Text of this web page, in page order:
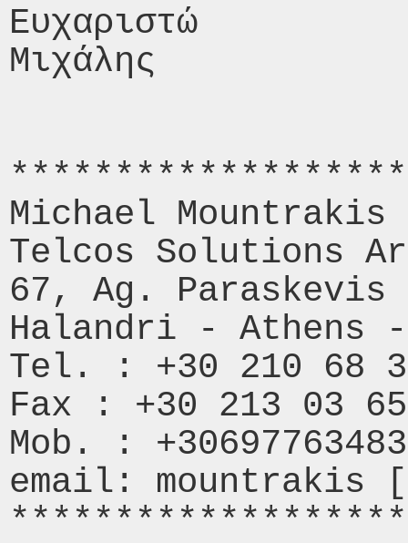
Ευχαριστώ
Μιχάλης
Michael Mountrakis
Telcos Solutions
67, Ag.
Halandri - Athens
Tel. : +30 210 68
Fax : +30 213 03
Mob. :
email: